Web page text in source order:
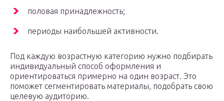
половая принадлежность;
периоды наибольшей активности.
Под каждую возрастную категорию нужно подбирать
индивидуальный способ оформления и
ориентироваться примерно на один возраст. Это
поможет сегментировать материалы, подобрать свою
целевую аудиторию.